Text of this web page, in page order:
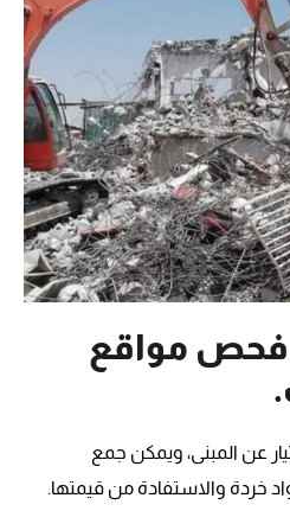
فحص مواقع
عن المبنى، ويمكن جمع
خردة والاستفادة من قيمتها.